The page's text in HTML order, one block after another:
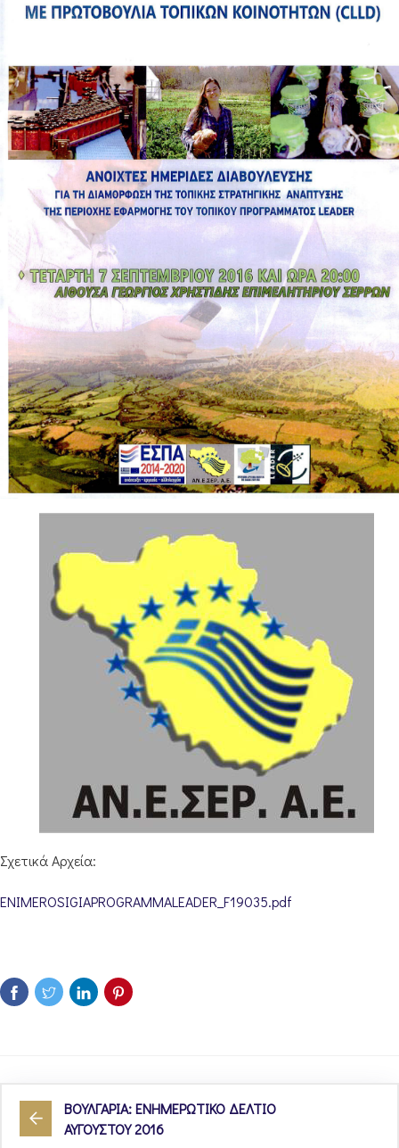
Σχετικά Αρχεία:
ENIMEROSIGIAPROGRAMMALEADER_F19035.pdf
ΒΟΥΛΓΑΡΙΑ: ΕΝΗΜΕΡΩΤΙΚΟ ΔΕΛΤΙΟ
ΑΥΓΟΥΣΤΟΥ 2016